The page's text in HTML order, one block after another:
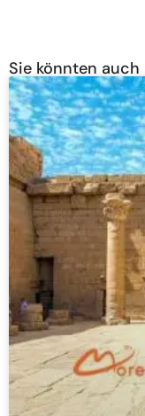
Sie könnten